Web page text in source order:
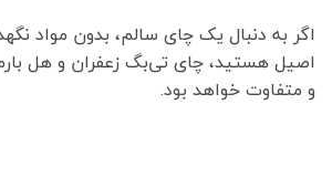
اگر به دنبال یک چای سالم، بدون مواد
اصیل هستید، چای تی‌بگ زعفران و هل
و متفاوت خواهد بود.